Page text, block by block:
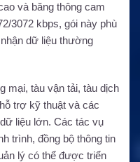
và băng thông cam
3072 kbps, gói này phù
dữ liệu thường
mại, tàu vận tải, tàu dịch
trợ kỹ thuật và các
liệu lớn. Các tác vụ
trình, đồng bộ thông tin
lý có thể được triển